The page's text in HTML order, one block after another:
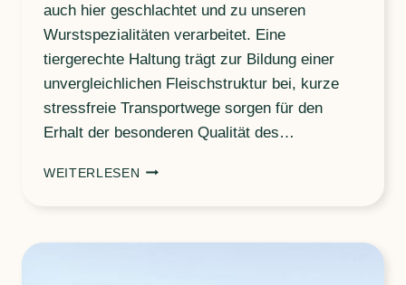
auch hier geschlachtet und zu unseren
Wurstspezialitäten verarbeitet. Eine
tiergerechte Haltung trägt zur Bildung einer
unvergleichlichen Fleischstruktur bei, kurze
stressfreie Transportwege sorgen für den
Erhalt der besonderen Qualität des…
WEITERLESEN REGIONALITÄT
QUALITÄTS­